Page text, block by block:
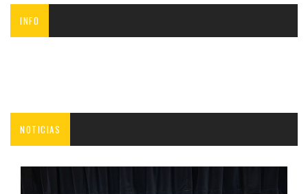
INFO
NOTICIAS